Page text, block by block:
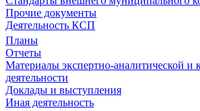
Прочие документы
Деятельность КСП
Планы
Отчеты
Материалы экспертно-аналитической и
деятельности
Доклады и выступления
Иная деятельность